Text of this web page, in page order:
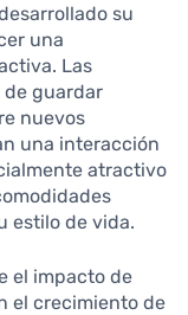
su
una
Las
guardar
nuevos
una interacción
atractivo
estilo de vida.
el impacto de
el crecimiento de